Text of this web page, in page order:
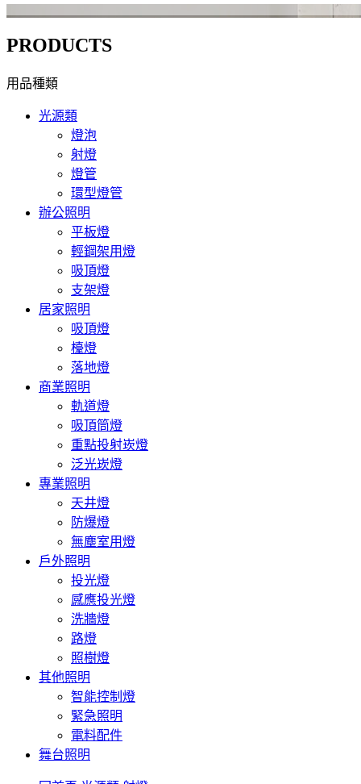
PRODUCTS
用品種類
光源類
燈泡
射燈
燈管
環型燈管
辦公照明
平板燈
輕鋼架用燈
吸頂燈
支架燈
居家照明
吸頂燈
檯燈
落地燈
商業照明
軌道燈
吸頂筒燈
重點投射崁燈
泛光崁燈
專業照明
天井燈
防爆燈
無塵室用燈
戶外照明
投光燈
感應投光燈
洗牆燈
路燈
照樹燈
其他照明
智能控制燈
緊急照明
電料配件
舞台照明